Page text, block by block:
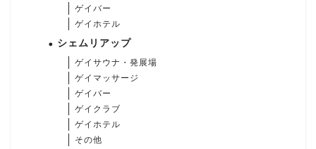
ゲイバー
ゲイホテル
シェムリアップ
ゲイサウナ・発展場
ゲイマッサージ
ゲイバー
ゲイクラブ
ゲイホテル
その他